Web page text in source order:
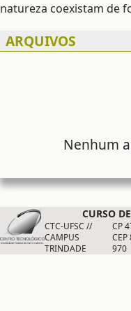
natureza coexistam de
ARQUIVOS
Nenhum
CURSO
CTC-UFSC //
CAMPUS
TRINDADE
CP
970